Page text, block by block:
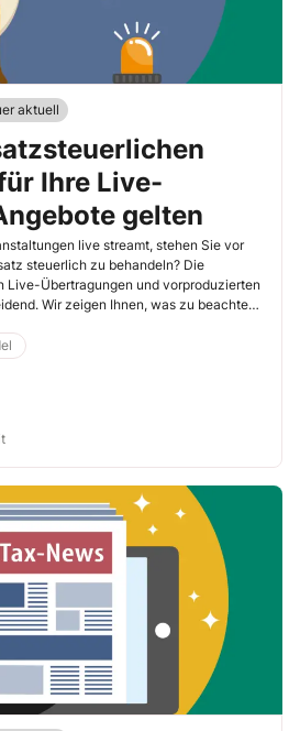
aktuell
Ihre Live-
gelten
live streamt, stehen Sie vor
steuerlich zu behandeln? Die
Live-Übertragungen und vorproduzierten
Wir zeigen Ihnen, was zu beachten